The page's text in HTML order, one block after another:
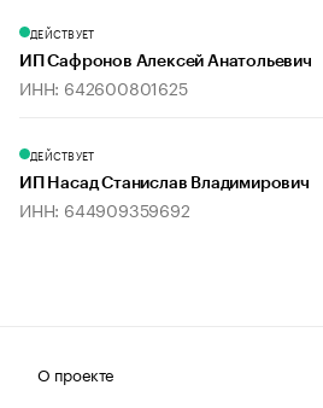
ДЕЙСТВУЕТ
ИП Сафронов Алексей Анатольевич
ИНН: 642600801625
ДЕЙСТВУЕТ
ИП Насад Станислав Владимирович
ИНН: 644909359692
О проекте